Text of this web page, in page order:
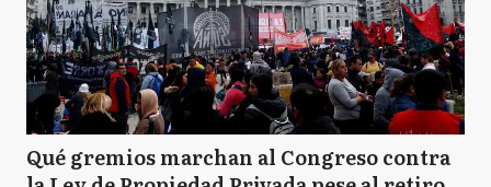
Qué gremios marchan al Congreso contra